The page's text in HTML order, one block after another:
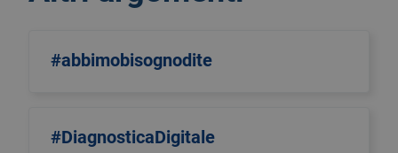
#abbimobisognodite
#DiagnosticaDigitale